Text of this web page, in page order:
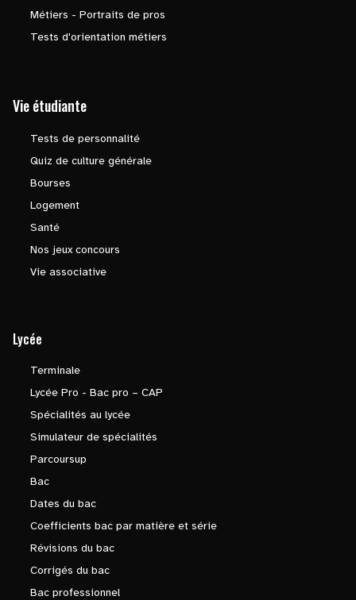
Métiers - Portraits de pros
Tests d'orientation métiers
Vie étudiante
Tests de personnalité
Quiz de culture générale
Bourses
Logement
Santé
Nos jeux concours
Vie associative
Lycée
Terminale
Lycée Pro - Bac pro – CAP
Spécialités au lycée
Simulateur de spécialités
Parcoursup
Bac
Dates du bac
Coefficients bac par matière et série
Révisions du bac
Corrigés du bac
Bac professionnel